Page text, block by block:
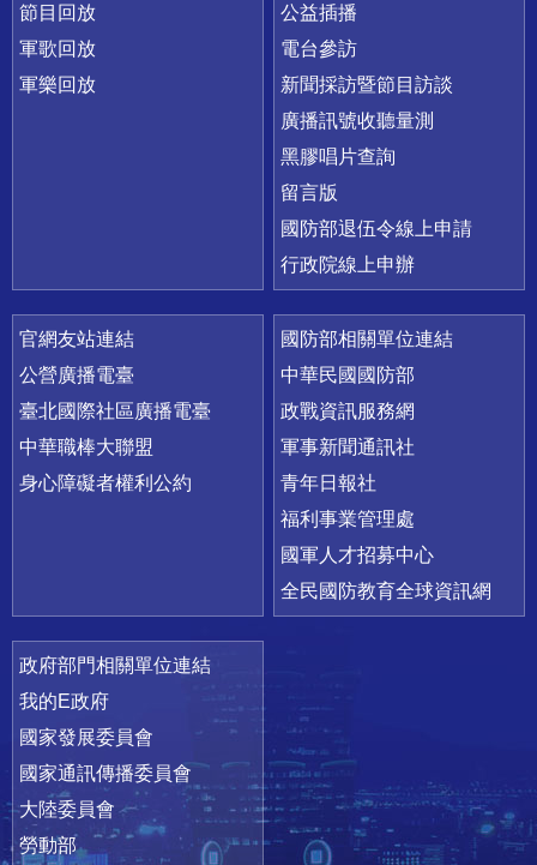
節目回放
軍歌回放
軍樂回放
公益插播
電台參訪
新聞採訪暨節目訪談
廣播訊號收聽量測
黑膠唱片查詢
留言版
國防部退伍令線上申請
行政院線上申辦
官網友站連結
公營廣播電臺
臺北國際社區廣播電臺
中華職棒大聯盟
身心障礙者權利公約
國防部相關單位連結
中華民國國防部
政戰資訊服務網
軍事新聞通訊社
青年日報社
福利事業管理處
國軍人才招募中心
全民國防教育全球資訊網
政府部門相關單位連結
我的E政府
國家發展委員會
國家通訊傳播委員會
大陸委員會
勞動部